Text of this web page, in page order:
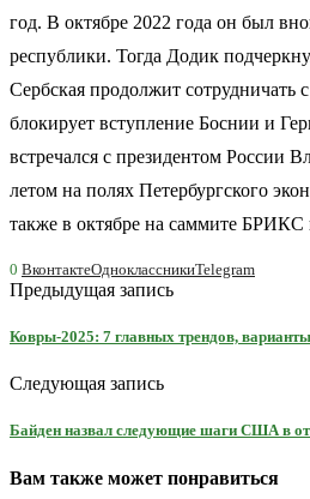
год. В октябре 2022 года он был
республики. Тогда Додик
Сербская продолжит сотрудничать
блокирует вступление Боснии и
встречался с президентом России
летом на полях Петербургского
также в октябре на саммите БРИКС
0 ВконтактеОдноклассникиTelegram
Предыдущая запись
Ковры-2025: 7 главных трендов,
Следующая запись
Байден назвал следующие шаги США в
Вам также может понравиться